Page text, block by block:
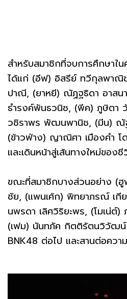
สำหรับสมาชิกที่จบการศึกษา
ได้แก่ (อีฟ) อิสรีย์ ทวีกุลพาณิ
ปาณี, (ยาหยี) ณัฏฐธิดา อาสน
ธำรงค์พันธวนิช, (พีค) ภูษิตา
วชิราพร พัฒนพานิช, (มีน) ณั
(ข้าวฟ่าง) ญาณิศา เมืองคำ โ
และเดินหน้าสู่เส้นทางใหม่ของ
ขณะที่สมาชิกบางส่วนอย่าง (ฮู
ชัย, (แพนเค้ก) พิทยาภรณ์ เกี
นพรดา เลิศวิริยะพร, (โมเน่ต์)
(เฟม) นันทภัค กิตติรัตนวิวัฒน์
BNK48 ต่อไป และสานต่อควา